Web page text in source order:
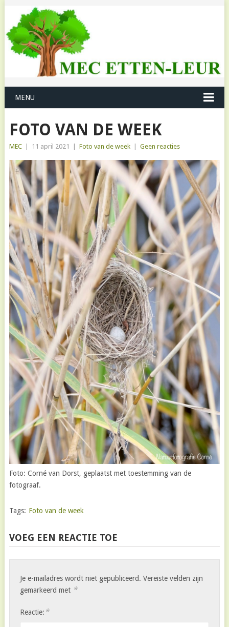
MENU
FOTO VAN DE WEEK
MEC 11 april 2021 Foto van de week Geen reacties
Foto: Corné van Dorst, geplaatst met toestemming van de
fotograaf.
Tags: Foto van de week
VOEG EEN REACTIE TOE
Je e-mailadres wordt niet gepubliceerd. Vereiste velden zijn
gemarkeerd met *
Reactie: *